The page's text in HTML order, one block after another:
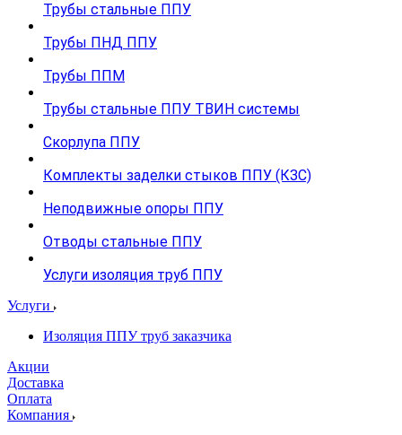
Трубы стальные ППУ
Трубы ПНД ППУ
Трубы ППМ
Трубы стальные ППУ ТВИН системы
Скорлупа ППУ
Комплекты заделки стыков ППУ (КЗС)
Неподвижные опоры ППУ
Отводы стальные ППУ
Услуги изоляция труб ППУ
Услуги
Изоляция ППУ труб заказчика
Акции
Доставка
Оплата
Компания